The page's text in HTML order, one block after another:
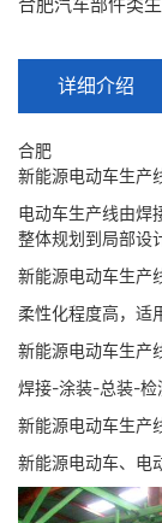
合肥汽车部件类
详细介绍
合肥
新能源电动车生产
电动车生产线由焊
整体规划到局部设
新能源电动车生产
柔性化程度高，适
新能源电动车生产
焊接-涂装-总装-检
新能源电动车生产
新能源电动车、电